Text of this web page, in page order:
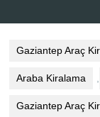
Gaziantep Araç
Araba Kiralama ,
Gaziantep Araç